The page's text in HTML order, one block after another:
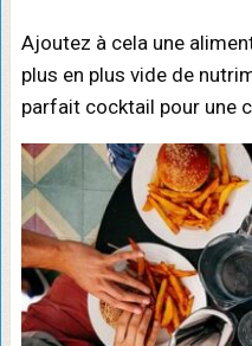
Ajoutez à cela une
plus en plus vide de
parfait cocktail pour une